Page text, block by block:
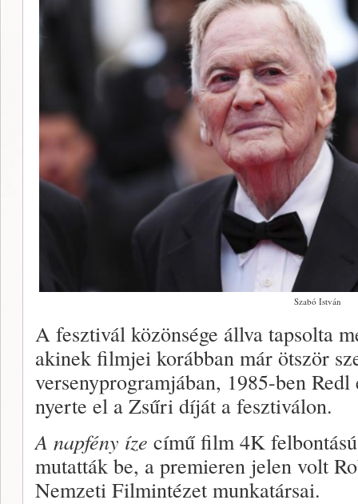
Szabó István
A fesztivál közönsége állva tapsolta
akinek filmjei korábban már ötször
versenyprogramjában, 1985-ben
nyerte el a Zsűri díját a fesztiválon.
A napfény íze című film 4K
mutatták be, a premieren jelen volt
Nemzeti Filmintézet munkatársai.